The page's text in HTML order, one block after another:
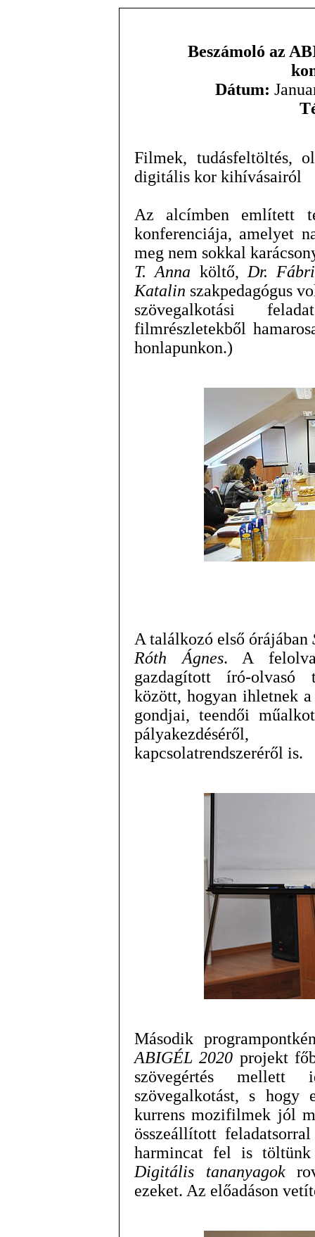
Beszámoló az
Dátum:
Filmek, tudásfeltöltés,
digitális kor kihívásairól
Az alcímben említett
konferenciája, amelyet
meg nem sokkal
T. Anna költő, Dr.
Katalin szakpedagógus
szövegalkotási
filmrészletekből
honlapunkon.)
A találkozó első órájában
Róth Ágnes. A
gazdagított író-olvasó
között, hogyan ihletnek
gondjai, teendői
kapcsolatrendszeréről is.
Második
ABIGÉL 2020 projekt
szövegértés mellett
szövegalkotást, s hogy
kurrens mozifilmek jól
összeállított
harmincat fel is
Digitális tananyagok
ezeket. Az előadáson